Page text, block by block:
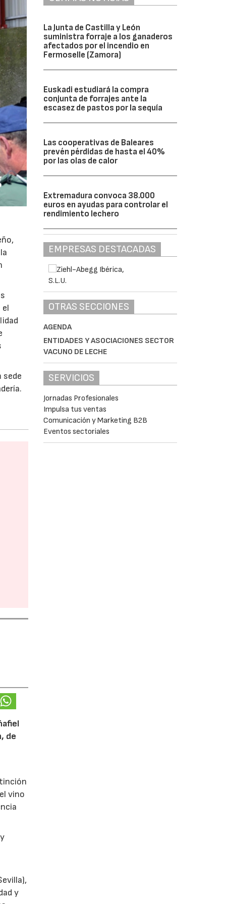
el
sede
de
vino
y
y
La Junta de Castilla y León
suministra forraje a los ganaderos
afectados por el incendio en
Fermoselle (Zamora)
Euskadi estudiará la compra
conjunta de forrajes ante la
escasez de pastos por la sequía
Las cooperativas de Baleares
prevén pérdidas de hasta el 40%
por las olas de calor
Extremadura convoca 38.000
euros en ayudas para controlar el
rendimiento lechero
EMPRESAS DESTACADAS
OTRAS SECCIONES
AGENDA
ENTIDADES Y ASOCIACIONES SECTOR
VACUNO DE LECHE
SERVICIOS
Jornadas Profesionales
Impulsa tus ventas
Comunicación y Marketing B2B
Eventos sectoriales